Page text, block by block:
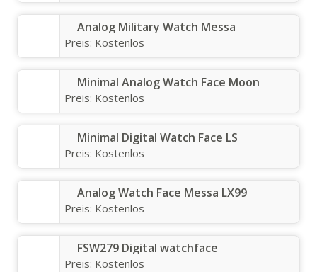
Analog Military Watch Messa
Preis: Kostenlos
Minimal Analog Watch Face Moon
Preis: Kostenlos
Minimal Digital Watch Face LS
Preis: Kostenlos
Analog Watch Face Messa LX99
Preis: Kostenlos
FSW279 Digital watchface
Preis: Kostenlos